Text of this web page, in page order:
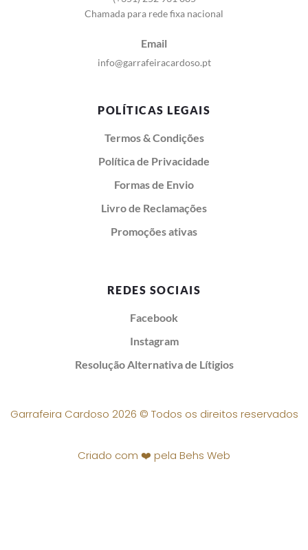
Chamada para rede fixa nacional
Email
info@garrafeiracardoso.pt
POLÍTICAS LEGAIS
Termos & Condições
Política de Privacidade
Formas de Envio
Livro de Reclamações
Promoções ativas
REDES SOCIAIS
Facebook
Instagram
Resolução Alternativa de Lítigios
Garrafeira Cardoso 2026 © Todos os direitos reservados
Criado com ❤️ pela Behs Web